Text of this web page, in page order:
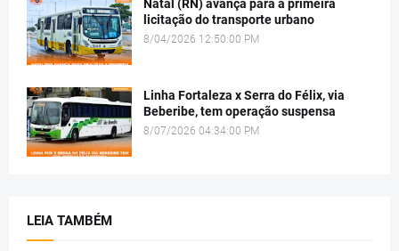
Natal (RN) avança para a primeira
licitação do transporte urbano
8/04/2026 12:50:00 PM
Linha Fortaleza x Serra do Félix, via
Beberibe, tem operação suspensa
8/07/2026 04:34:00 PM
LEIA TAMBÉM